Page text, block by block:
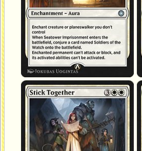
Rester groupés